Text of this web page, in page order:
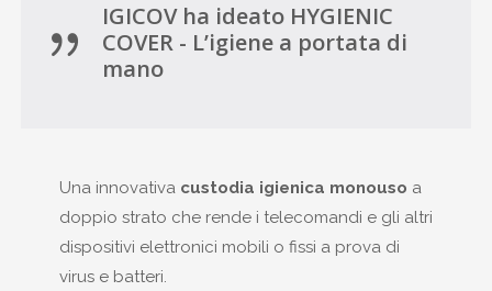
IGICOV ha ideato HYGIENIC
COVER - L’igiene a portata di
mano
Una innovativa custodia igienica monouso a
doppio strato che rende i telecomandi e gli altri
dispositivi elettronici mobili o fissi a prova di
virus e batteri.